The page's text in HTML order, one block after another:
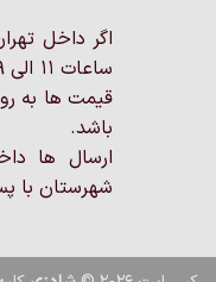
اگر داخل
قیمت ها به
باشد.
ارسال ها
شهرستان با